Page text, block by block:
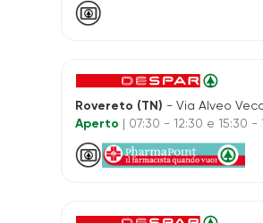
Rovereto (TN) - Via Alveo
Aperto
| 07:30 - 12:30 e 15:30 -